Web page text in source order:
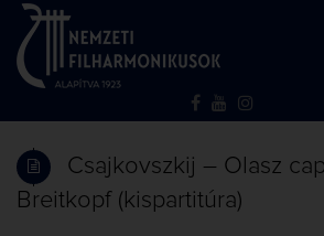
Csajkovszkij – Olasz
Breitkopf (kispartitúra)